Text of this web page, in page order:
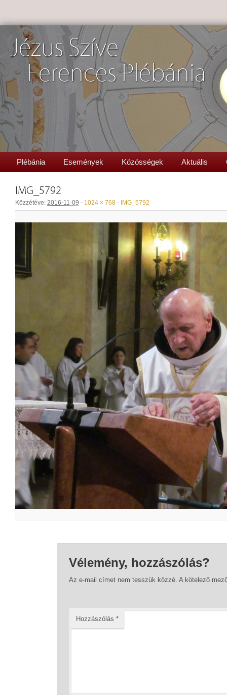
Jézus Szíve
Ferences Plébánia
Plébánia Események Közösségek Aktuális
IMG_5792
Közzétéve: 2016-11-09 - 1024 × 768 - IMG_5792
Vélemény, hozzászólás?
Az e-mail címet nem tesszük közzé. A kötelező
Hozzászólás *